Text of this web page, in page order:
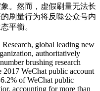
。然而，虚假刷量无法长
刷量行为将反噬公众号内
平衡。
global leading new
authoritatively
brushing research
WeChat public account
of WeChat public
accounting for more than